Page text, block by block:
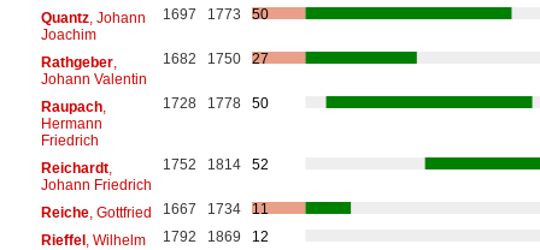
Quantz, Johann
Joachim
1697 1773 50
Rathgeber,
Johann Valentin
1682 1750 27
Raupach,
Hermann
Friedrich
1728 1778 50
Reichardt,
Johann Friedrich
1752 1814 52
Reiche, Gottfried 1667 1734
11
Rieffel, Wilhelm
1792 1869 12